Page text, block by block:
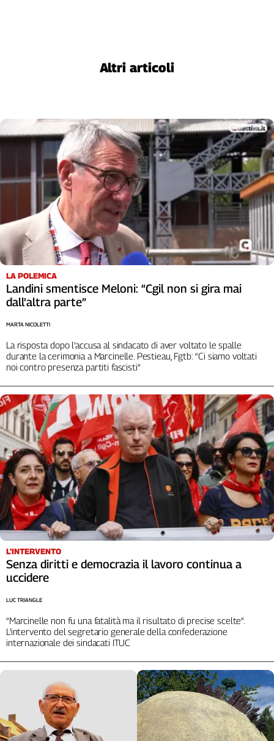
Newsletter
Social
Altri articoli
LA POLEMICA
Landini smentisce Meloni: “Cgil non si gira mai
dall'altra parte”
La risposta dopo l’accusa al sindacato di aver voltato le spalle
durante la cerimonia a Marcinelle. Pestieau, Fgtb: “Ci siamo voltati
noi contro presenza partiti fascisti”
MARTA NICOLETTI
L'INTERVENTO
Senza diritti e democrazia il lavoro continua a
uccidere
“Marcinelle non fu una fatalità ma il risultato di precise scelte”.
L’intervento del segretario generale della confederazione
internazionale dei sindacati ITUC
LUC TRIANGLE